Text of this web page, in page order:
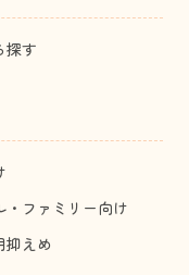
探す
・ファミリー向け
抑えめ